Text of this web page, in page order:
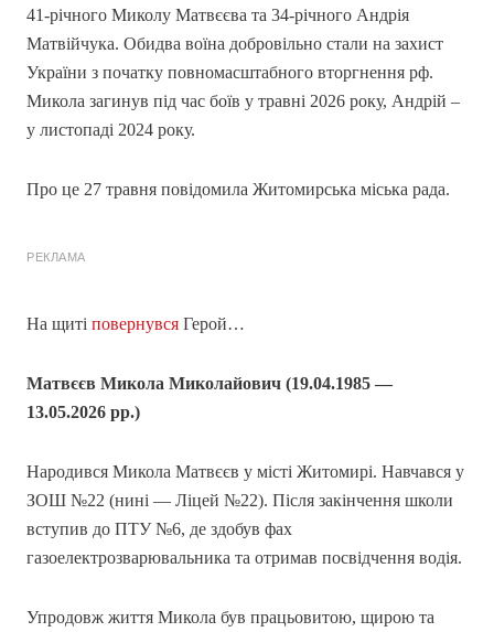
41-річного Миколу Матвєєва та 34-річного Андрія
Матвійчука. Обидва воїна добровільно стали на захист
України з початку повномасштабного вторгнення рф.
Микола загинув під час боїв у травні 2026 року, Андрій –
у листопаді 2024 року.
Про це 27 травня повідомила Житомирська міська рада.
РЕКЛАМА
На щиті повернувся Герой…
Матвєєв Микола Миколайович (19.04.1985 —
13.05.2026 рр.)
Народився Микола Матвєєв у місті Житомирі. Навчався у
ЗОШ №22 (нині — Ліцей №22). Після закінчення школи
вступив до ПТУ №6, де здобув фах
газоелектрозварювальника та отримав посвідчення водія.
Упродовж життя Микола був працьовитою, щирою та